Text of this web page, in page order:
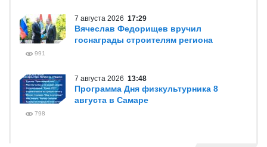
7 августа 2026 17:29
Вячеслав Федорищев вручил
госнаграды строителям региона
991
7 августа 2026 13:48
Программа Дня физкультурника 8
августа в Самаре
798